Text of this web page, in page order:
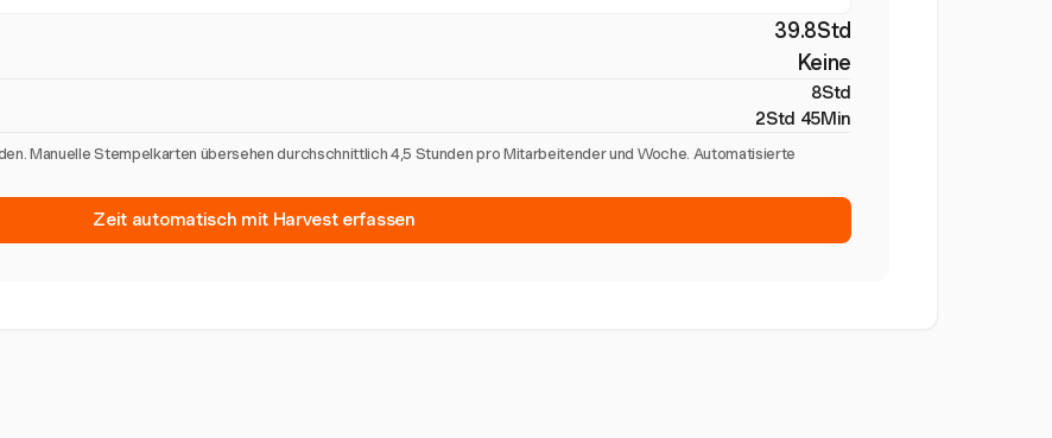
39.8Std
Keine
8Std
2Std 45Min
Manuelle Stempelkarten übersehen durchschnittlich 4,5 Stunden pro Mitarbeitender und Woche. Automatisierte
Zeit automatisch mit Harvest erfassen